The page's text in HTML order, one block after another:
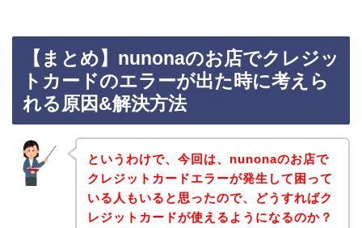
【まとめ】nunonaのお店でクレジッ
トカードのエラーが出た時に考えら
れる原因&解決方法
というわけで、今回は、nunonaのお店で
クレジットカードエラーが発生して困って
いる人もいると思ったので、どうすればク
レジットカードが使えるようになるのか？